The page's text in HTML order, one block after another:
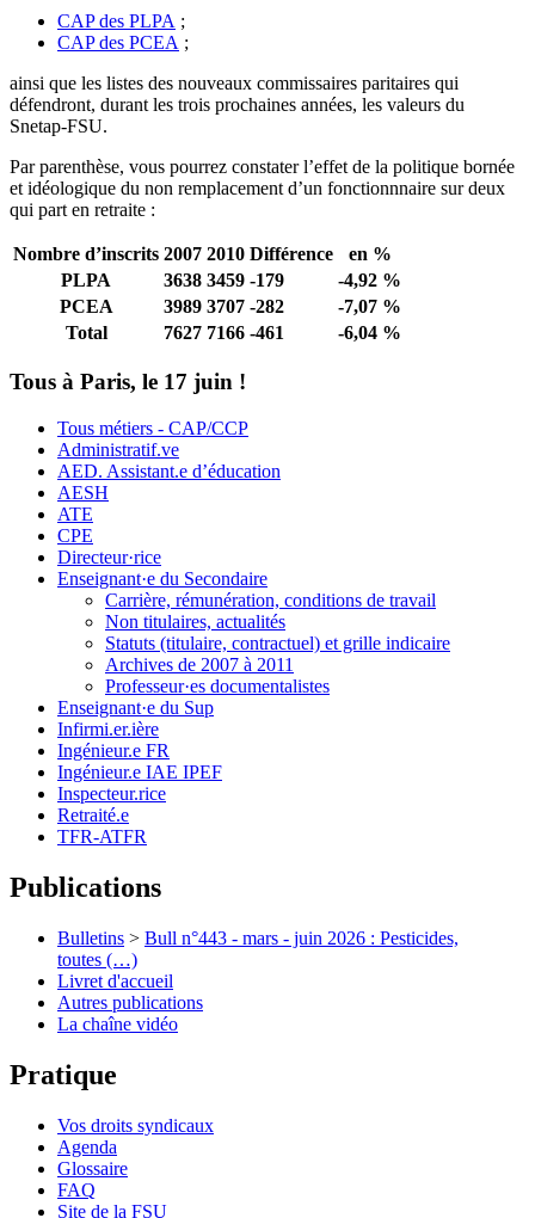
CAP des PLPA ;
CAP des PCEA ;
ainsi que les listes des nouveaux commissaires paritaires qui
défendront, durant les trois prochaines années, les valeurs du
Snetap-FSU.
Par parenthèse, vous pourrez constater l’effet de la politique bornée
et idéologique du non remplacement d’un fonctionnnaire sur deux
qui part en retraite :
Nombre d’inscrits 2007 2010 Différence
en %
PLPA
3638 3459 -179
-4,92 %
PCEA
3989 3707 -282
-7,07 %
Total
7627 7166 -461 -6,04 %
Tous à Paris, le 17 juin !
Tous métiers - CAP/CCP
Administratif.ve
AED. Assistant.e d’éducation
AESH
ATE
CPE
Directeur·rice
Enseignant·e du Secondaire
Carrière, rémunération, conditions de travail
Non titulaires, actualités
Statuts (titulaire, contractuel) et grille indicaire
Archives de 2007 à 2011
Professeur·es documentalistes
Enseignant·e du Sup
Infirmi.er.ière
Ingénieur.e FR
Ingénieur.e IAE IPEF
Inspecteur.rice
Retraité.e
TFR-ATFR
Publications
Bulletins > Bull n°443 - mars - juin 2026 : Pesticides,
toutes (…)
Livret d'accueil
Autres publications
La chaîne vidéo
Pratique
Vos droits syndicaux
Agenda
Glossaire
FAQ
Site de la FSU